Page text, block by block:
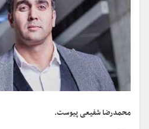
محمدرضا شفیعی پیوست.